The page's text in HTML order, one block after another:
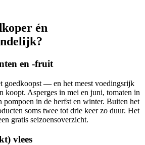
én
en -fruit
goedkoopst — en het meest voedingsrijk
koopt. Asperges in mei en juni, tomaten in
pompoen in de herfst en winter. Buiten het
soms twee tot drie keer zo duur. Het
gratis seizoensoverzicht.
vlees